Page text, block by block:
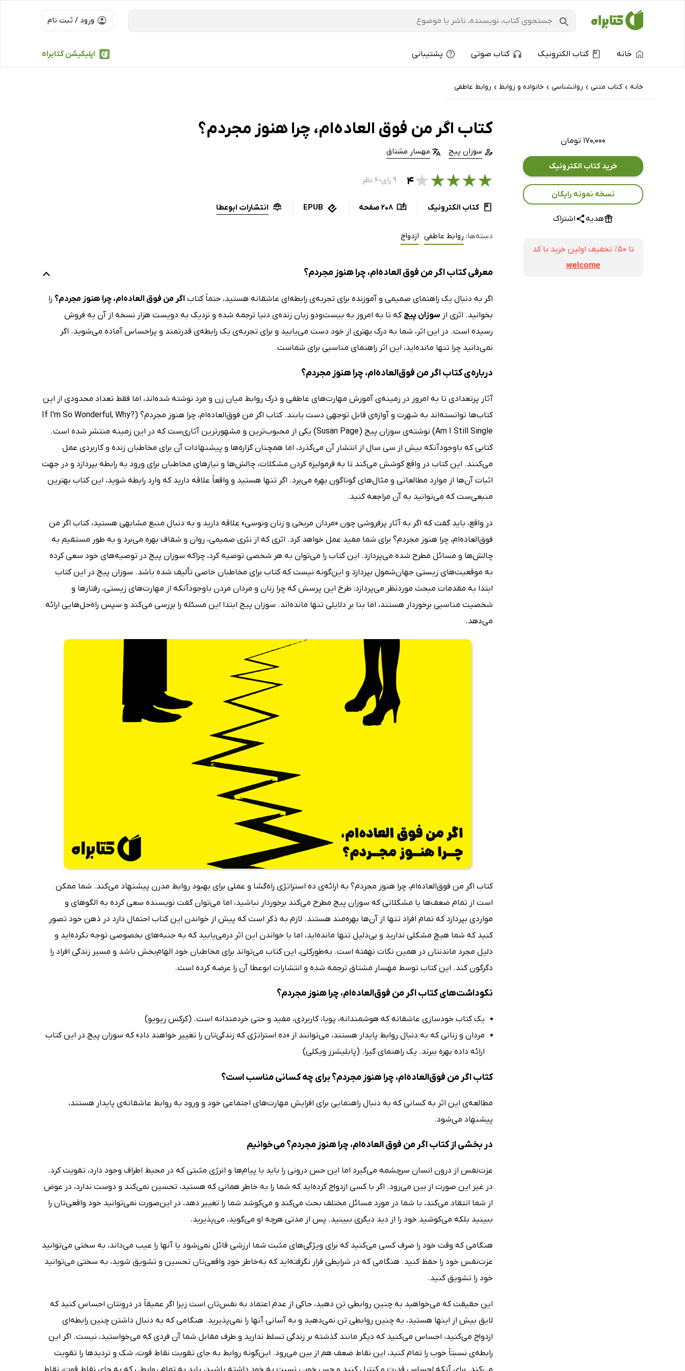
ورود / ثبت نام
اپلیکیشن کتابراه خانه کتاب الکترونیک کتاب صوتی پشتیبانی
خانه › کتاب‌ متنی › روانشناسی › خانواده و روابط › روابط عاطفی
۱۷۰,۰۰۰ تومان
خرید کتاب الکترونیک
نسخه نمونه رایگان
هدیه اشتراک
تا ۵۰٪ تخفیف اولین خرید با کد
welcome
کتاب اگر من فوق العاده‌ام، چرا هنوز مجردم؟
سوزان پیج مهسار مشتاق
★
★
★
★
★۴ ۹ رای ● ۶ نظر
کتاب الکترونیک 208 صفحه EPUB انتشارات ابوعطا
دسته‌ها: روابط عاطفی ازدواج
معرفی کتاب اگر من فوق العاده‌ام، چرا هنوز مجردم؟
اگر به دنبال یک راهنمای صمیمی و آموزنده برای تجربه‌ی رابطه‌ای عاشقانه‌ هستید، حتماً کتاب اگر من فوق العاده‌ام، چرا هنوز مجردم؟ را
بخوانید. اثری از سوزان پیج که تا به‌ امروز به بیست‌ودو زبان زنده‌ی دنیا ترجمه شده و نزدیک به دویست هزار نسخه از آن به فروش
رسیده است. در این اثر، شما به درک بهتری از خود دست می‌یابید و برای تجربه‌ی یک رابطه‌ی قدرتمند و پراحساس آماده می‌شوید. اگر
نمی‌دانید چرا تنها مانده‌اید، این اثر راهنمای مناسبی برای شماست.
درباره‌ی کتاب اگر من فوق‌العاده‌ام، چرا هنوز مجردم؟
آثار پرتعدادی تا به‌ امروز در زمینه‌ی آموزش مهارت‌های عاطفی و درک روابط میان زن و مرد نوشته شده‌اند، اما فقط تعداد محدودی از این
کتاب‌ها توانسته‌اند به شهرت و آوازه‌ی قابل توجهی دست یابند. کتاب اگر من فوق‌العاده‌ام، چرا هنوز مجردم؟ (?If I'm So Wonderful, Why
Am I Still Single) نوشته‌ی سوزان پیج (Susan Page) یکی از محبوب‌ترین و مشهورترین آثاری‌ست که در این زمینه منتشر شده است.
کتابی که باوجودآنکه بیش از سی سال از انتشار آن می‌گذرد، اما همچنان گزاره‌ها و پیشنهادات آن برای مخاطبان زنده و کاربردی عمل
می‌کنند. این کتاب در واقع کوشش می‌کند تا به فرمولیزه کردن مشکلات، چالش‌ها و نیازهای مخاطبان برای ورود به رابطه بپردازد و در جهت
اثبات آن‌ها از موارد مطالعاتی و مثال‌های گوناگون بهره می‌برد. اگر تنها هستید و واقعاً علاقه دارید که وارد رابطه شوید، این کتاب بهترین
منبعی‌ست که می‌توانید به آن مراجعه کنید.
در واقع، باید گفت که اگر به آثار پرفروشی چون «مردان مریخی و زنان ونوسی» علاقه دارید و به دنبال منبع مشابهی هستید، کتاب اگر من
فوق‌العاده‌ام، چرا هنوز مجردم؟ برای شما مفید عمل خواهد کرد. اثری که از نثری صمیمی، روان و شفاف بهره می‌برد و به‌ طور مستقیم به
چالش‌ها و مسائل مطرح شده می‌پردازد. این کتاب را می‌توان به هر شخصی توصیه کرد، چراکه سوزان پیج در توصیه‌های خود سعی کرده
به موقعیت‌های زیستی جهان‌شمول بپردازد و این‌گونه نیست که کتاب برای مخاطبان خاصی تألیف شده باشد. سوزان پیج در این کتاب
ابتدا به مقدمات مبحث موردنظر می‌پردازد: طرح این پرسش که چرا زنان و مردان مردن باوجودآنکه از مهارت‌های زیستی، رفتارها و
شخصیت مناسبی برخوردار هستند، اما بنا بر دلایلی تنها مانده‌اند. سوزان پیج ابتدا این مسئله را بررسی می‌کند و سپس راه‌حل‌هایی ارائه
می‌دهد.
کتاب اگر من فوق‌العاده‌ام، چرا هنوز مجردم؟ به ارائه‌ی ده استراتژی‌ راه‌گشا و عملی برای بهبود روابط مدرن پیشنهاد می‌کند. شما ممکن
است از تمام ضعف‌ها یا مشکلاتی که سوزان پیج مطرح می‌کند برخوردار نباشید، اما می‌توان گفت نویسنده سعی کرده به الگوهای و
مواردی بپردازد که تمام افراد تنها از آن‌ها بهره‌مند هستند. لازم به ذکر است که پیش از خواندن این کتاب احتمال دارد در ذهن خود تصور
کنید که شما هیچ مشکلی ندارید و بی‌دلیل تنها مانده‌اید، اما با خواندن این اثر درمی‌یابید که به جنبه‌های بخصوصی توجه نکرده‌اید و
دلیل مجرد ماندنتان در همین نکات نهفته است. به‌طورکلی، این کتاب می‌تواند برای مخاطبان خود الهام‌بخش باشد و مسیر زندگی افراد را
دگرگون کند. این کتاب توسط مهسار مشتاق ترجمه شده و انتشارات ابوعطا آن را عرضه کرده است.
نکوداشت‌های کتاب اگر من فوق‌العاده‌ام، چرا هنوز مجردم؟
یک کتاب خودسازی عاشقانه که هوشمندانه، پویا، کاربردی، مفید و حتی خردمندانه است. (کرکس ریویو)
مردان و زنانی که به دنبال روابط پایدار هستند، می‌توانند از «ده استراتژی که زندگی‌تان را تغییر خواهند داد» که سوزان پیج در این کتاب
ارائه داده بهره ببرند. یک راهنمای گیرا. (پابلیشرز ویکلی)
کتاب اگر من فوق‌العاده‌ام، چرا هنوز مجردم؟ برای چه کسانی مناسب است؟
مطالعه‌ی این اثر به کسانی که به دنبال راهنمایی برای افرایش مهارت‌های اجتماعی خود و ورود به روابط عاشقانه‌ی پایدار هستند،
پیشنهاد می‌شود.
در بخشی از کتاب اگر من فوق العاده‌ام، چرا هنوز مجردم؟ می‌خوانیم
عزت‌نفس از درون انسان سرچشمه می‌گیرد اما این حس درونی را باید با پیام‌ها و انرژی مثبتی که در محیط اطراف وجود دارد، تقویت کرد.
در غیر این صورت از بین می‌رود. اگر با کسی ازدواج کرده‌اید که شما را به خاطر همانی که هستید، تحسین نمی‌کند و دوست ندارد، در عوض
از شما انتقاد می‌کند، با شما در مورد مسائل مختلف بحث می‌کند و می‌کوشد شما را تغییر دهد، در این‌صورت نمی‌توانید خود واقعی‌تان را
ببینید بلکه می‌کوشید خود را از دید دیگری ببینید. پس از مدتی هرچه او می‌گوید، می‌پذیرید.
هنگامی که وقت‌ خود را صرف کسی می‌کنید که برای ویژگی‌های مثبت‌ شما ارزشی قائل نمی‌شود یا آنها را عیب می‌داند، به سختی می‌توانید
عزت‌نفس‌ خود را حفظ کنید. هنگامی که در شرایطی قرار نگرفته‌اید که به‌خاطر خودِ واقعی‌تان تحسین و تشویق شوید، به سختی می‌توانید
خود را تشویق کنید.
این حقیقت که می‌خواهید به چنین روابطی تن دهید، حاکی از عدم اعتماد به نفس‌تان است زیرا اگر عمیقاً در درونتان احساس کنید که
لایق بیش از اینها هستید، به چنین روابطی تن نمی‌دهید و به آسانی آنها را نمی‌پذیرید. هنگامی که به دنبال داشتن چنین رابطه‌ای
ازدواج می‌کنید، احساس می‌کنید که دیگر مانند گذشته بر زندگی‌ تسلط ندارید و طرف مقابل‌ شما آن فردی که می‌خواستید، نیست. اگر این
رابطه‌ی نسبتاً خوب را تمام کنید، این نقاط ضعف هم از بین می‌رود. این‌گونه روابط به جای تقویت نقاط قوت، شک و تردیدها را تقویت